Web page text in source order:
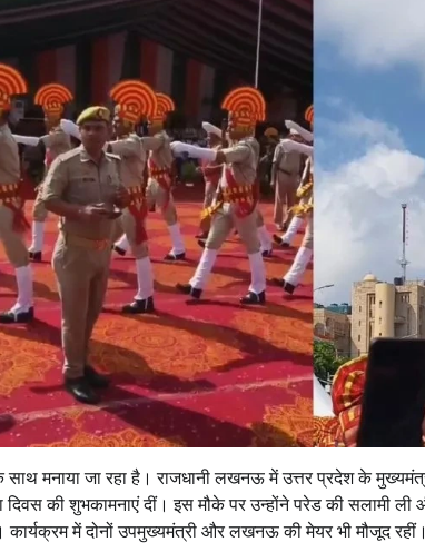
मनाया जा रहा है। राजधानी लखनऊ में उत्तर प्रदेश के
की शुभकामनाएं दीं। इस मौके पर उन्होंने परेड की सलामी ली
कार्यक्रम में दोनों उपमुख्यमंत्री और लखनऊ की मेयर भी मौजूद रहीं।